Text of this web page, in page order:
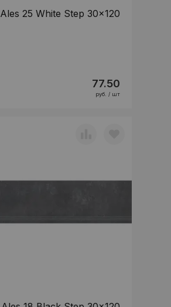
Ales 25 White Step 30x120
77.50
руб. / шт